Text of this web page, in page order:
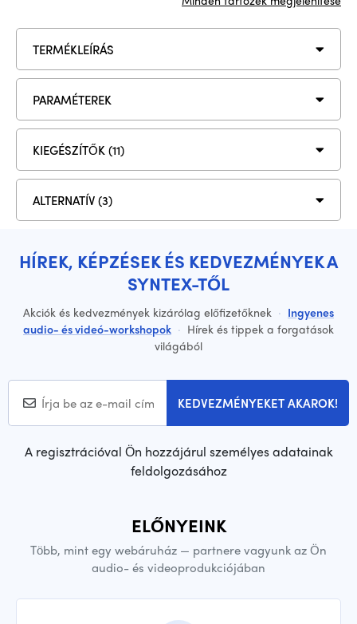
TERMÉKLEÍRÁS
PARAMÉTEREK
KIEGÉSZÍTŐK (11)
ALTERNATÍV (3)
HÍREK, KÉPZÉSEK ÉS KEDVEZMÉNYEK A
SYNTEX-TŐL
Akciók és kedvezmények kizárólag előfizetőknek · Ingyenes
audio- és videó-workshopok · Hírek és tippek a forgatások
világából
KEDVEZMÉNYEKET AKAROK!
A regisztrációval Ön hozzájárul személyes adatainak
feldolgozásához
ELŐNYEINK
Több, mint egy webáruház — partnere vagyunk az Ön
audio- és videoprodukciójában